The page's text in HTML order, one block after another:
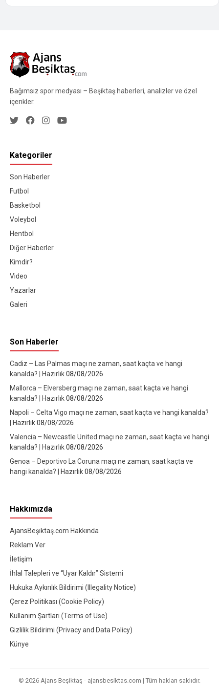
Bağımsız spor medyası – Beşiktaş haberleri, analizler ve özel
içerikler.
Kategoriler
Son Haberler
Futbol
Basketbol
Voleybol
Hentbol
Diğer Haberler
Kimdir?
Video
Yazarlar
Galeri
Son Haberler
Cadiz – Las Palmas maçı ne zaman, saat kaçta ve hangi
kanalda? | Hazırlık08/08/2026
Mallorca – Elversberg maçı ne zaman, saat kaçta ve hangi
kanalda? | Hazırlık08/08/2026
Napoli – Celta Vigo maçı ne zaman, saat kaçta ve hangi kanalda?
| Hazırlık08/08/2026
Valencia – Newcastle United maçı ne zaman, saat kaçta ve hangi
kanalda? | Hazırlık08/08/2026
Genoa – Deportivo La Coruna maçı ne zaman, saat kaçta ve
hangi kanalda? | Hazırlık08/08/2026
Hakkımızda
AjansBeşiktaş.com Hakkında
Reklam Ver
İletişim
İhlal Talepleri ve “Uyar Kaldır” Sistemi
Hukuka Aykırılık Bildirimi (Illegality Notice)
Çerez Politikası (Cookie Policy)
Kullanım Şartları (Terms of Use)
Gizlilik Bildirimi (Privacy and Data Policy)
Künye
© 2026 Ajans Beşiktaş - ajansbesiktas.com | Tüm hakları saklıdır.